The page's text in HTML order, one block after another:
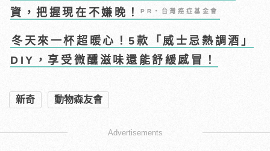
資，把握現在不嫌晚！PR・台灣癌症基金會
冬天來一杯超暖心！5款「威士忌熱調酒」
DIY，享受微醺滋味還能舒緩感冒！
新奇 動物森友會
Advertisements